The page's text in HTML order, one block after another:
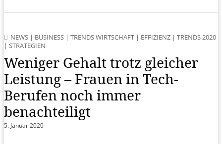
NEWS | BUSINESS | TRENDS WIRTSCHAFT | EFFIZIENZ | TRENDS 2020
| STRATEGIEN
Weniger Gehalt trotz gleicher
Leistung – Frauen in Tech-
Berufen noch immer
benachteiligt
5. Januar 2020